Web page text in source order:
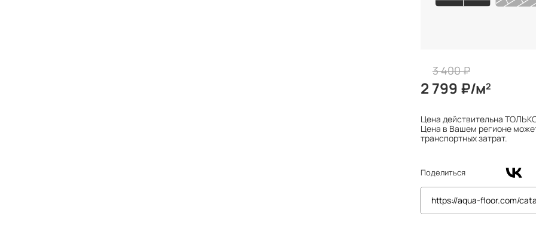
3 400 ₽
2 799 ₽/м2
Цена действительна
Цена в Вашем регионе
транспортных затрат.
Поделиться